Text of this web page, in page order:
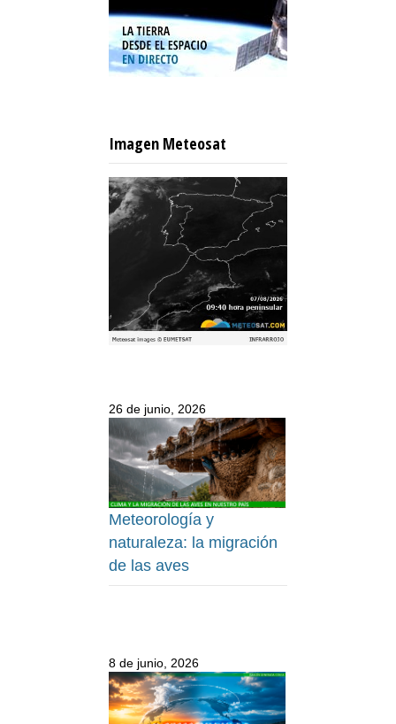
Imagen Meteosat
26 de junio, 2026
Meteorología y
naturaleza: la migración
de las aves
8 de junio, 2026